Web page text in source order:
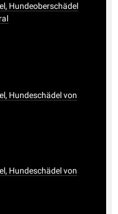
Hundeoberschädel
Hundeschädel von
Hundeschädel von